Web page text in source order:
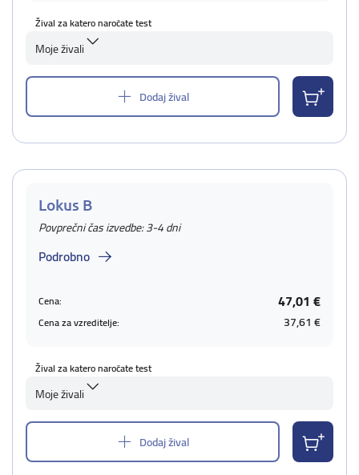
Žival za katero naročate test
Moje živali
Dodaj žival
Lokus B
Povprečni čas izvedbe: 3-4 dni
Podrobno
Cena: 47,01 €
Cena za vzreditelje: 37,61 €
Žival za katero naročate test
Moje živali
Dodaj žival